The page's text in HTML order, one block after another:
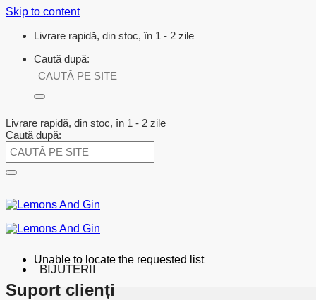
Skip to content
Livrare rapidă, din stoc, în 1 - 2 zile
Caută după:
Livrare rapidă, din stoc, în 1 - 2 zile
Caută după:
BIJUTERII
Unable to locate the requested list
Suport clienți